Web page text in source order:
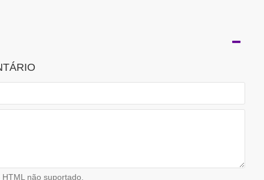
HTML não suportado.